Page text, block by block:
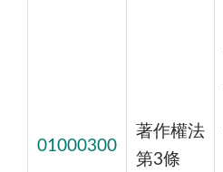
01000300
著作權法
第3條